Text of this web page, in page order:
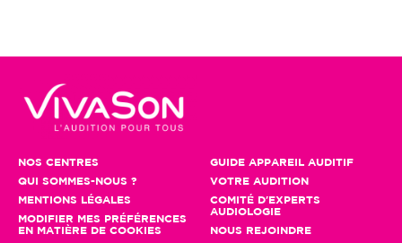
NOS CENTRES
QUI SOMMES-NOUS ?
MENTIONS LÉGALES
MODIFIER MES PRÉFÉRENCES
EN MATIÈRE DE COOKIES
GUIDE APPAREIL AUDITIF
VOTRE AUDITION
COMITÉ D'EXPERTS
AUDIOLOGIE
NOUS REJOINDRE